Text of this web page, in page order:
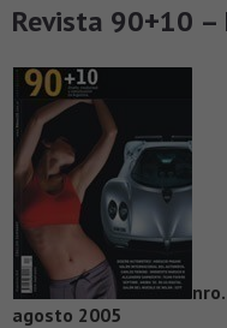
Revista 90+10 –
agosto 2005